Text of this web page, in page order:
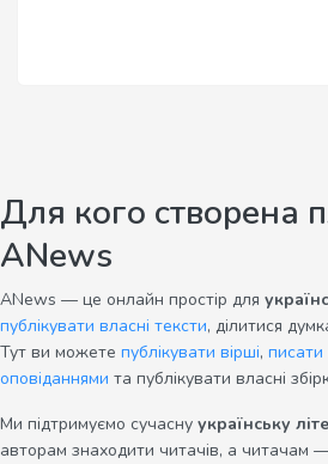
Для кого створена
ANews
ANews — це онлайн простір для
публікувати власні тексти, ділитися
Тут ви можете публікувати вірші, писати
оповіданнями та публікувати власні
Ми підтримуємо сучасну українську
авторам знаходити читачів, а читачам